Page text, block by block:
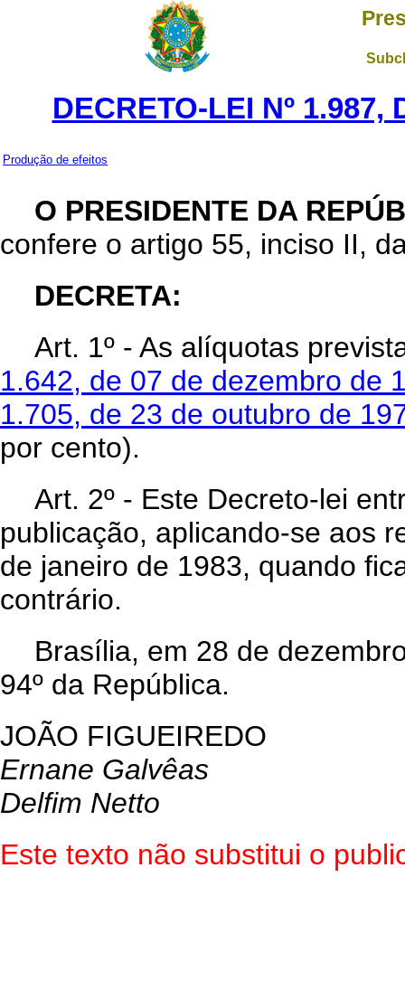
DECRETO-LEI Nº 1.987,
Produção de efeitos
O PRESIDENTE DA
confere o artigo 55, inciso II,
DECRETA:
Art. 1º - As alíquotas
1.642, de 07 de dezembro de
1.705, de 23 de outubro de
por cento).
Art. 2º - Este Decreto-lei
publicação, aplicando-se aos
de janeiro de 1983, quando
contrário.
Brasília, em 28 de
94º da República.
JOÃO FIGUEIREDO
Ernane Galvêas
Delfim Netto
Este texto não substitui o